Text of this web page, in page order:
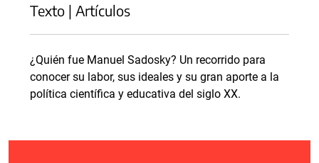
Texto | Artículos
¿Quién fue Manuel Sadosky? Un recorrido para
conocer su labor, sus ideales y su gran aporte a la
política científica y educativa del siglo XX.